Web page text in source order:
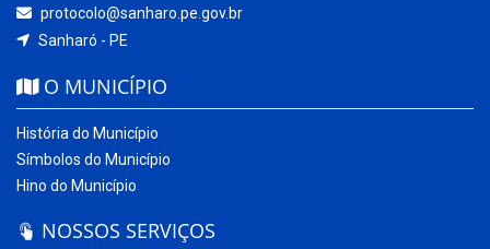
protocolo@sanharo.pe.gov.br
Sanharó - PE
O MUNICÍPIO
História do Município
Símbolos do Município
Hino do Município
NOSSOS SERVIÇOS